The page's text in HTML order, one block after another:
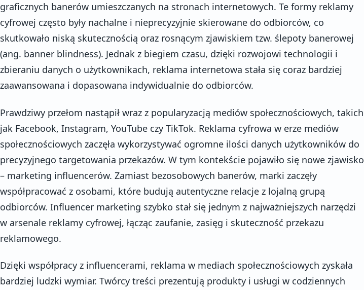
graficznych banerów umieszczanych na stronach internetowych. Te formy reklamy
cyfrowej często były nachalne i nieprecyzyjnie skierowane do odbiorców, co
skutkowało niską skutecznością oraz rosnącym zjawiskiem tzw. ślepoty banerowej
(ang. banner blindness). Jednak z biegiem czasu, dzięki rozwojowi technologii i
zbieraniu danych o użytkownikach, reklama internetowa stała się coraz bardziej
zaawansowana i dopasowana indywidualnie do odbiorców.
Prawdziwy przełom nastąpił wraz z popularyzacją mediów społecznościowych, takich
jak Facebook, Instagram, YouTube czy TikTok. Reklama cyfrowa w erze mediów
społecznościowych zaczęła wykorzystywać ogromne ilości danych użytkowników do
precyzyjnego targetowania przekazów. W tym kontekście pojawiło się nowe zjawisko
– marketing influencerów. Zamiast bezosobowych banerów, marki zaczęły
współpracować z osobami, które budują autentyczne relacje z lojalną grupą
odbiorców. Influencer marketing szybko stał się jednym z najważniejszych narzędzi
w arsenale reklamy cyfrowej, łącząc zaufanie, zasięg i skuteczność przekazu
reklamowego.
Dzięki współpracy z influencerami, reklama w mediach społecznościowych zyskała
bardziej ludzki wymiar. Twórcy treści prezentują produkty i usługi w codziennych